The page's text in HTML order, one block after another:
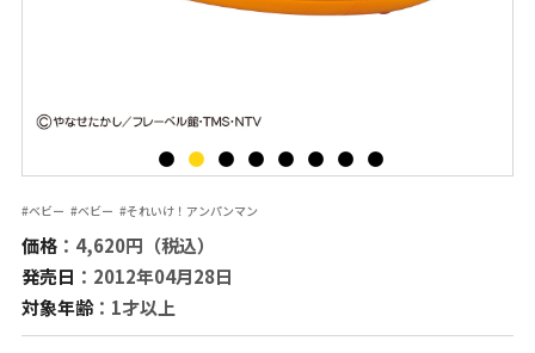
#ベビー #ベビー #それいけ！アンパンマン
価格：4,620円（税込）
発売日 ：2012年04月28日
対象年齢：1才以上